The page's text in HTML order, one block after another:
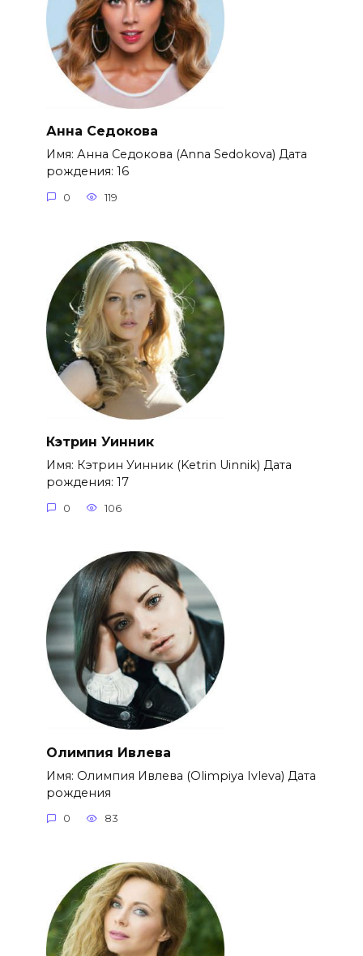
Анна Седокова
Имя: Анна Седокова (Anna Sedokova) Дата
рождения: 16
0 119
Кэтрин Уинник
Имя: Кэтрин Уинник (Ketrin Uinnik) Дата
рождения: 17
0 106
Олимпия Ивлева
Имя: Олимпия Ивлева (Olimpiya Ivleva) Дата
рождения
0 83